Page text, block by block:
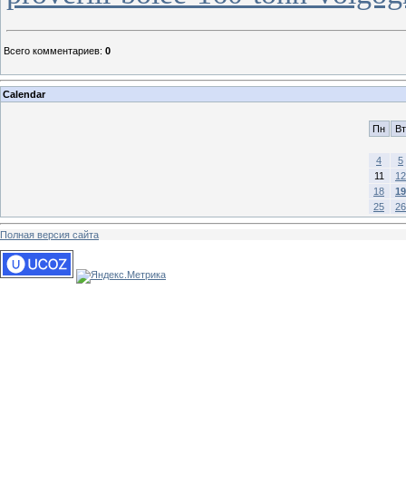
Всего комментариев: 0
Calendar
Пн Вт
4
5
11
12
18
19
25
26
Полная версия сайта